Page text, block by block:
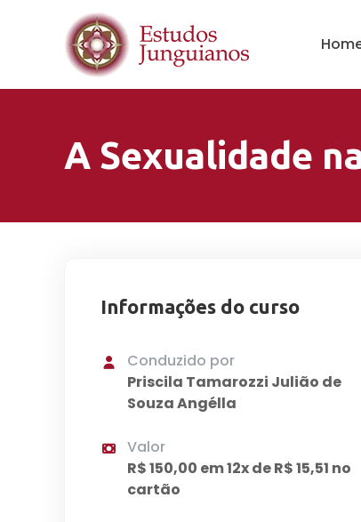
A Sexualidade
Informações do curso
Conduzido por
Priscila Tamarozzi Julião de
Souza Angélla
Valor
R$ 150,00 em 12x de R$ 15,51 no
cartão